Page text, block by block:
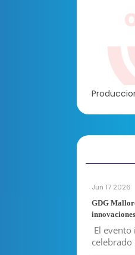
Jun 17 2026
GDG
El evento